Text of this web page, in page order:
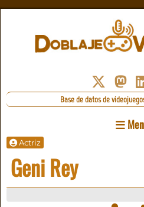
Base de datos de
Actriz
Geni Rey